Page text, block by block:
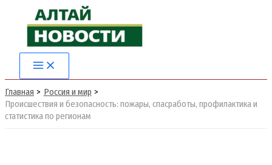
содержимому
Main
Menu
Главная
Россия и мир
Происшествия и безопасность: пожары, спасработы, профилактика и
статистика по регионам